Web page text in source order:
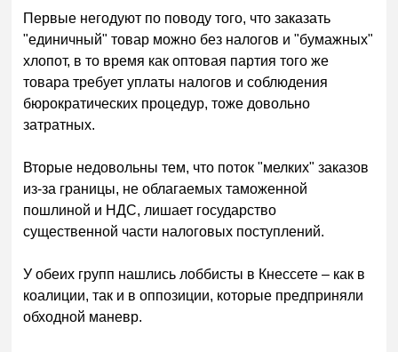
Первые негодуют по поводу того, что заказать
"единичный" товар можно без налогов и "бумажных"
хлопот, в то время как оптовая партия того же
товара требует уплаты налогов и соблюдения
бюрократических процедур, тоже довольно
затратных.
Вторые недовольны тем, что поток "мелких" заказов
из-за границы, не облагаемых таможенной
пошлиной и НДС, лишает государство
существенной части налоговых поступлений.
У обеих групп нашлись лоббисты в Кнессете – как в
коалиции, так и в оппозиции, которые предприняли
обходной маневр.